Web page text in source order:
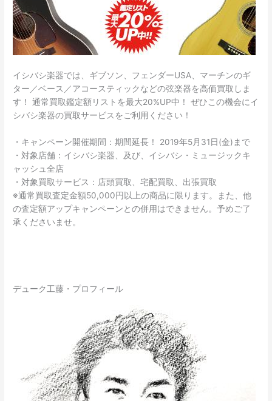
イシバシ楽器では、ギブソン、フェンダーUSA、マーチンのギ
ター／ベース／アコースティックなどの弦楽器を高価買取しま
す！ 通常買取鑑定額リストを最大20%UP中！ ぜひこの機会にイ
シバシ楽器の買取サービスをご利用ください！
・キャンペーン開催期間：期間延長！ 2019年5月31日(金)まで
・対象店舗：イシバシ楽器、及び、イシバシ・ミュージックキ
ャッシュ全店
・対象買取サービス：店頭買取、宅配買取、出張買取
※通常買取査定金額50,000円以上の商品に限ります。また、他
の査定額アップキャンペーンとの併用はできません。予めご了
承くださいませ。
デューク工藤・プロフィール